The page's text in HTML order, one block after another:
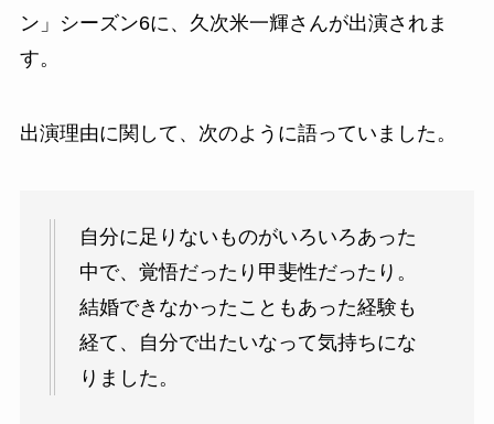
ン」シーズン6に、久次米一輝さんが出演されま
す。
出演理由に関して、次のように語っていました。
自分に足りないものがいろいろあった
中で、覚悟だったり甲斐性だったり。
結婚できなかったこともあった経験も
経て、自分で出たいなって気持ちにな
りました。